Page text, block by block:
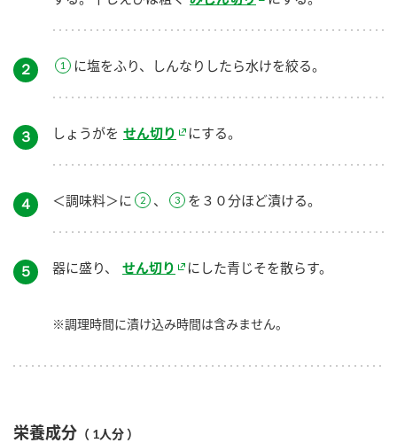
２ に塩をふり、しんなりしたら水けを絞る。
３ しょうがを せん切り にする。
４ ＜調味料＞に 、 を３０分ほど漬ける。
５ 器に盛り、 せん切り にした青じそを散らす。
※調理時間に漬け込み時間は含みません。
栄養成分 （ 1人分 ）